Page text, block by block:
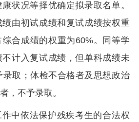
状况等择优确定拟录取名单。
由初试成绩和复试成绩按权重
合成绩的权重为60%。同等学
计入复试成绩，但单科成绩未
取；体检不合格者及思想政治
，不予录取。
中依法保护残疾考生的合法权